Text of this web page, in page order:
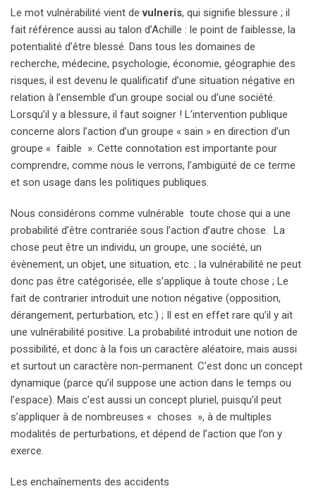
Le mot vulnérabilité vient devulneris, qui signifie blessure ; il
fait référence aussi au talon d’Achille : le point de faiblesse, la
potentialité d’être blessé. Dans tous les domaines de
recherche, médecine, psychologie, économie, géographie des
risques, il est devenu le qualificatif d’une situation négative en
relation à l’ensemble d’un groupe social ou d’une société.
Lorsqu’il y a blessure, il faut soigner ! L’intervention publique
concerne alors l’action d’un groupe « sain » en direction d’un
groupe « faible ». Cette connotation est importante pour
comprendre, comme nous le verrons, l’ambigüité de ce terme
et son usage dans les politiques publiques.
Nous considérons comme vulnérable toute chose qui a une
probabilité d’être contrariée sous l’action d’autre chose. La
chose peut être un individu, un groupe, une société, un
évènement, un objet, une situation, etc. ; la vulnérabilité ne peut
donc pas être catégorisée, elle s’applique à toute chose ; Le
fait de contrarier introduit une notion négative (opposition,
dérangement, perturbation, etc.) ; Il est en effet rare qu’il y ait
une vulnérabilité positive. La probabilité introduit une notion de
possibilité, et donc à la fois un caractère aléatoire, mais aussi
et surtout un caractère non-permanent. C’est donc un concept
dynamique (parce qu’il suppose une action dans le temps ou
l’espace). Mais c’est aussi un concept pluriel, puisqu’il peut
s’appliquer à de nombreuses « choses », à de multiples
modalités de perturbations, et dépend de l’action que l’on y
exerce.
Les enchaînements des accidents